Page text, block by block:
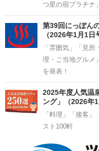
つ星の宿プラチナ
第39回にっぽん
（2026年1月1日
「雰囲気」「見
理・ご当地グルメ
を発表！
2025年度人気温
ング」（2026年1
「料理」「接客
スト100軒